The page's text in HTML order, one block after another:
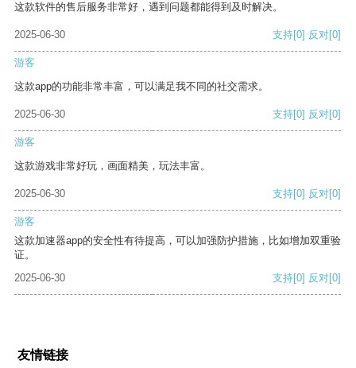
这款软件的售后服务非常好，遇到问题都能得到及时解决。
2025-06-30 支持[0] 反对[0]
游客
这款app的功能非常丰富，可以满足我不同的社交需求。
2025-06-30 支持[0] 反对[0]
游客
这款游戏非常好玩，画面精美，玩法丰富。
2025-06-30 支持[0] 反对[0]
游客
这款加速器app的安全性有待提高，可以加强防护措施，比如增加双重验
证。
2025-06-30
支持[0] 反对[0]
友情链接